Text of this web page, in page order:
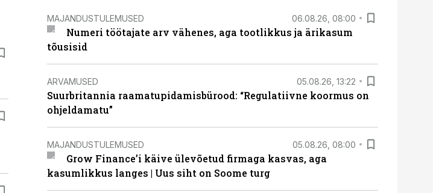
MAJANDUSTULEMUSED 06.08.26, 08:00
Numeri töötajate arv vähenes, aga tootlikkus ja ärikasum
tõusisid
ARVAMUSED 05.08.26, 13:22
Suurbritannia raamatupidamisbürood: “Regulatiivne koormus on
ohjeldamatu”
MAJANDUSTULEMUSED 05.08.26, 08:00
Grow Finance’i käive ülevõetud firmaga kasvas, aga
kasumlikkus langes | Uus siht on Soome turg